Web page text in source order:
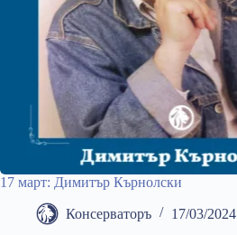
17 март: Димитър Кърнолски
Консерваторъ 17/03/2024